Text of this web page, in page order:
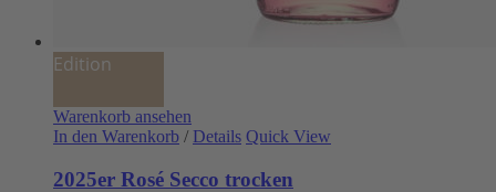
Edition
Warenkorb ansehen
In den Warenkorb / Details Quick View
2025er Rosé Secco trocken